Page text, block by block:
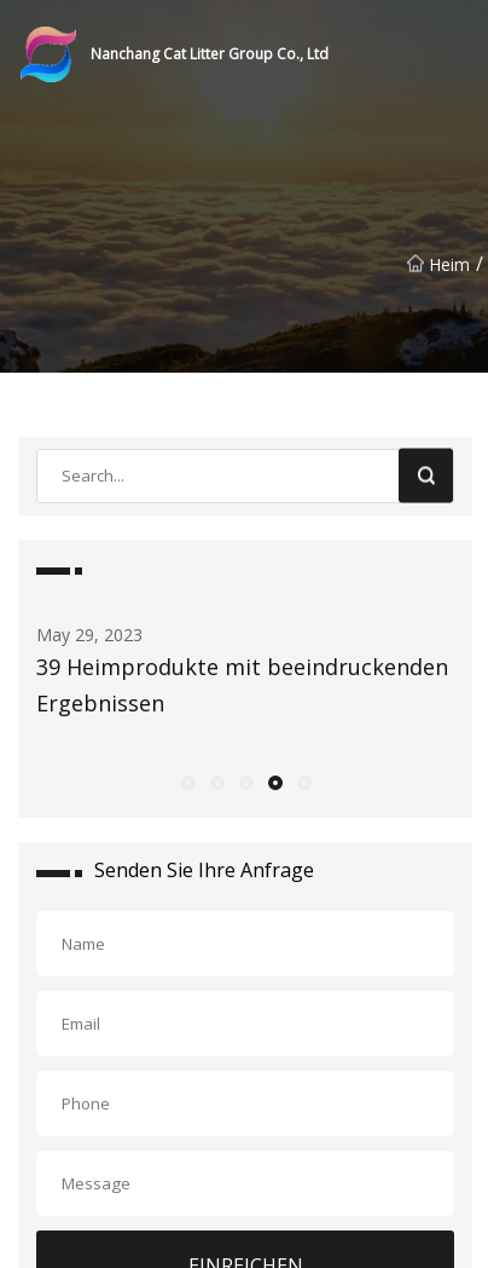
Nanchang Cat Litter Group Co., Ltd
Heim /
May 30, 2023
Polizeiberichte
Senden Sie Ihre Anfrage